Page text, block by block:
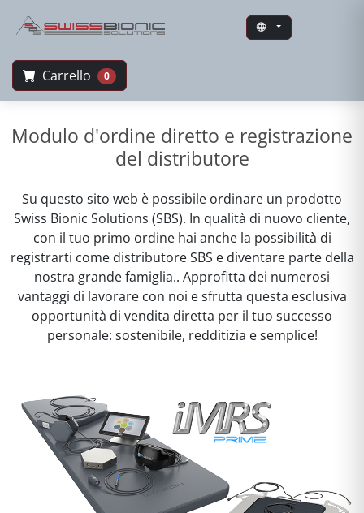
Carrello 0
Swiss Bionic Solutions
Modulo d'ordine diretto e registrazione
del distributore
Su questo sito web è possibile ordinare un prodotto
Swiss Bionic Solutions (SBS). In qualità di nuovo cliente,
con il tuo primo ordine hai anche la possibilità di
registrarti come distributore SBS e diventare parte della
nostra grande famiglia.. Approfitta dei numerosi
vantaggi di lavorare con noi e sfrutta questa esclusiva
opportunità di vendita diretta per il tuo successo
personale: sostenibile, redditizia e semplice!